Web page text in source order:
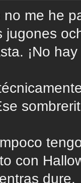
no me he
jugones
¡No
con
dure.